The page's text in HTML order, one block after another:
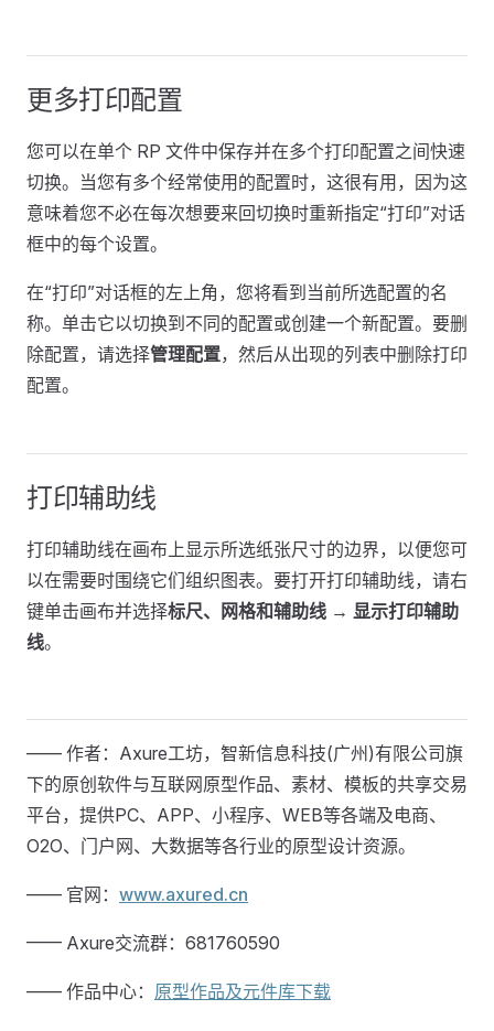
更多打印配置
您可以在单个 RP 文件中保存并在多个打印配置之间快速
切换。当您有多个经常使用的配置时，这很有用，因为这
意味着您不必在每次想要来回切换时重新指定“打印”对话
框中的每个设置。
在“打印”对话框的左上角，您将看到当前所选配置的名
称。单击它以切换到不同的配置或创建一个新配置。要删
除配置，请选择管理配置，然后从出现的列表中删除打印
配置。
打印辅助线
打印辅助线在画布上显示所选纸张尺寸的边界，以便您可
以在需要时围绕它们组织图表。要打开打印辅助线，请右
键单击画布并选择标尺、网格和辅助线 → 显示打印辅助
线。
—— 作者：Axure工坊，智新信息科技(广州)有限公司旗
下的原创软件与互联网原型作品、素材、模板的共享交易
平台，提供PC、APP、小程序、WEB等各端及电商、
O2O、门户网、大数据等各行业的原型设计资源。
—— 官网： www.axured.cn
—— Axure交流群：681760590
—— 作品中心： 原型作品及元件库下载